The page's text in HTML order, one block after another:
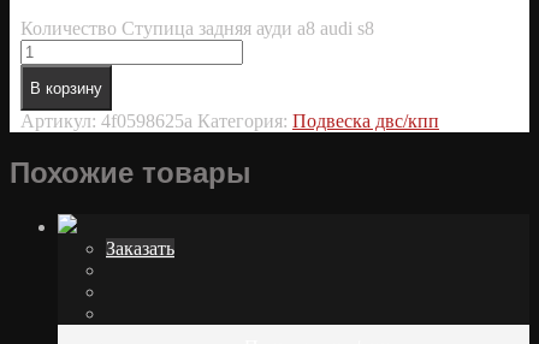
Количество Ступица задняя ауди а8 audi s8
В корзину
Артикул: 4f0598625a Категория: Подвеска двс/кпп
Похожие товары
Заказать